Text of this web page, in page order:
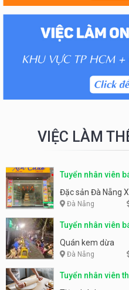
VIỆC LÀM
Tuyển nhân viên
Nẵng
Đặc sản Đà Nẵng
Đà Nẵng
Tuyển nhân viên
Quán kem dừa
Đà Nẵng
Tuyển nhân viên